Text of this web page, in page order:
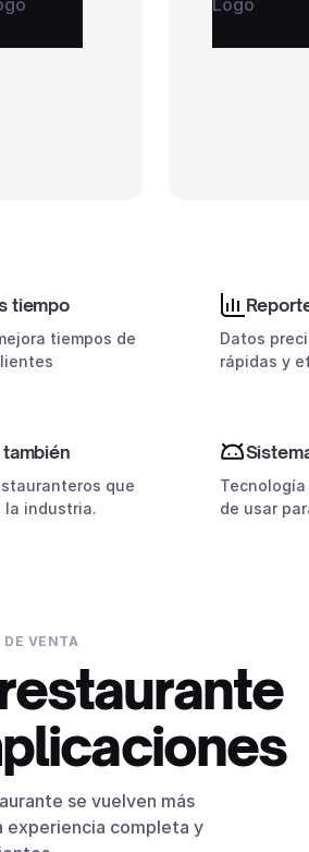
tiempo
tiempos de
Datos
rápidas y
que
la industria.
de usar
VENTA
se vuelven más
experiencia completa y